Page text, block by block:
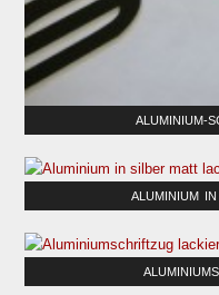
ALUMINIUM-
ALUMINIUM